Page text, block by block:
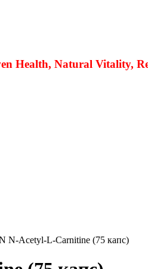
Health, Natural Vitality,
N-Acetyl-L-Carnitine (75 капс)